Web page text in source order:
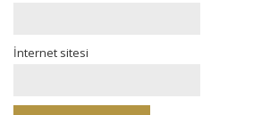
İnternet sitesi